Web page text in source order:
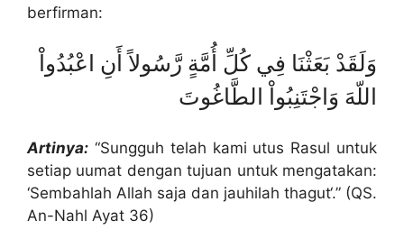
berfirman:
وَلَقَدْ بَعَثْنَا فِي كُلِّ أُمَّةٍ رَّسُولاً أَنِ اعْبُدُواْ
اللّهَ وَاجْتَنِبُواْ الطَّاغُوتَ
Artinya: “Sungguh telah kami utus Rasul untuk
setiap uumat dengan tujuan untuk mengatakan:
‘Sembahlah Allah saja dan jauhilah thagut‘.” (QS.
An-Nahl Ayat 36)